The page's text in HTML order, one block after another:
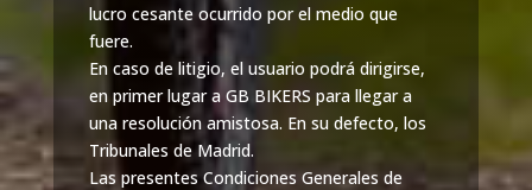
lucro cesante ocurrido por el medio que
fuere.
En caso de litigio, el usuario podrá dirigirse,
en primer lugar a GB BIKERS para llegar a
una resolución amistosa. En su defecto, los
Tribunales de Madrid.
Las presentes Condiciones Generales de